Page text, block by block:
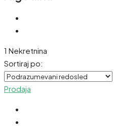
1 Nekretnina
Sortiraj po:
Prodaja